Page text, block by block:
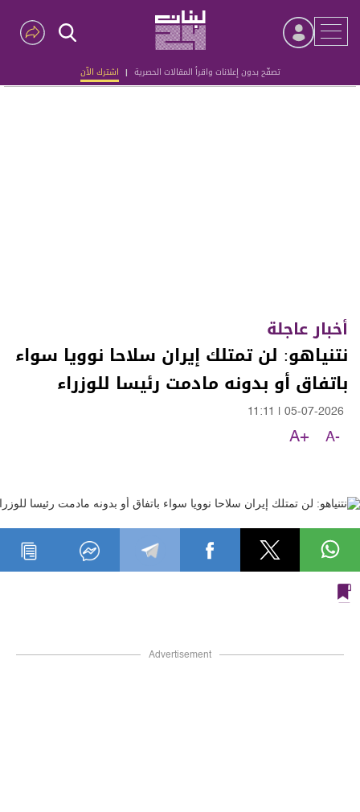
تصفّح بدون إعلانات واقرأ المقالات الحصرية | اشترك الآن
Advertisement
أخبار عاجلة
نتنياهو: لن تمتلك إيران سلاحا نوويا سواء
باتفاق أو بدونه مادمت رئيسا للوزراء
05-07-2026
11:11
A-
A+
Advertisement